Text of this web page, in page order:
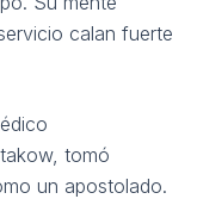
calan fuerte
tomó
un apostolado.